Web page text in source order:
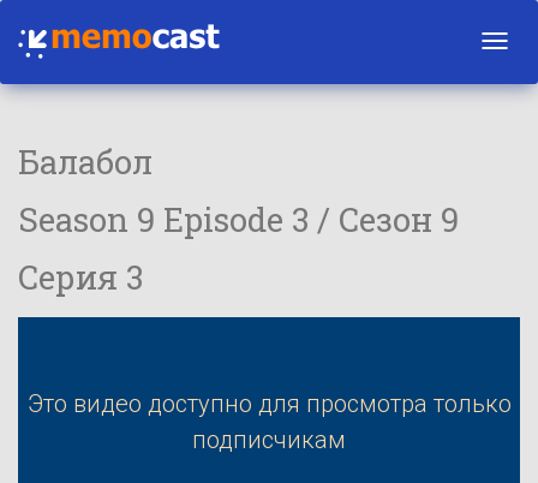
Балабол
Season 9 Episode 3 / Сезон 9
Серия 3
Это видео доступно для просмотра только
подписчикам